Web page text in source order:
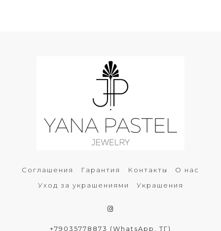
Соглашения Гарантия Контакты
О нас
Уход за украшениями
Украшения
+79035778873 (WhatsApp, ТГ)